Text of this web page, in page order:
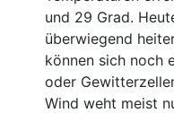
und 29 Grad.
überwiegend
können sich noch
oder
Wind weht meist